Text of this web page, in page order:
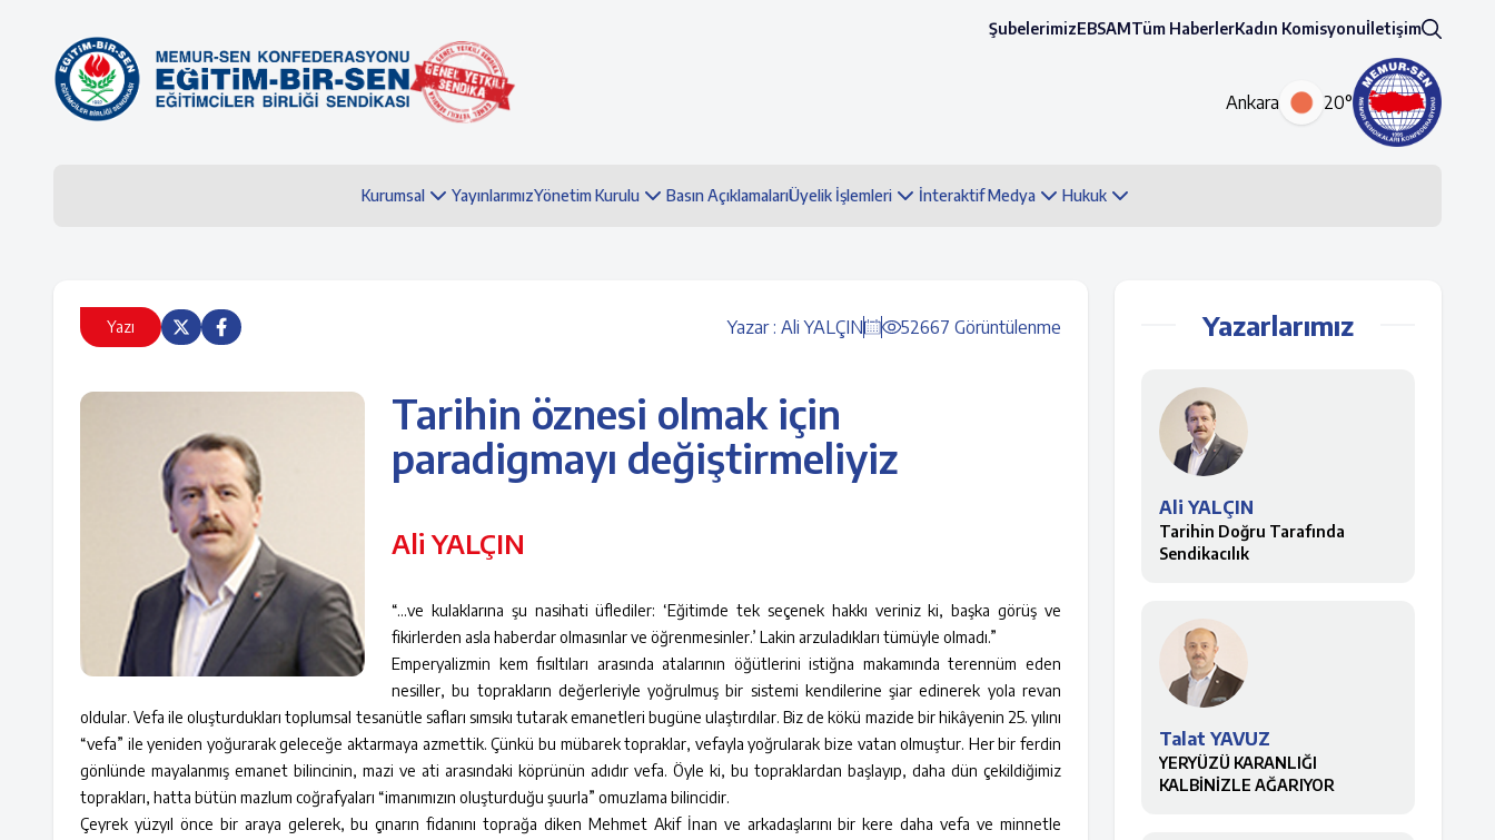
ŞubelerimizEBSAMTüm HaberlerKadın Komisyonuİletişim
Ankara 20°
Kurumsal YayınlarımızYönetim Kurulu Basın AçıklamalarıÜyelik İşlemleri İnteraktif Medya Hukuk
Yazı Yazar : Ali YALÇIN 52667 Görüntülenme
Tarihin öznesi olmak için
paradigmayı değiştirmeliyiz
Ali YALÇIN
“…ve kulaklarına şu nasihati üflediler: ‘Eğitimde tek seçenek hakkı veriniz ki, başka görüş ve
fikirlerden asla haberdar olmasınlar ve öğrenmesinler.’ Lakin arzuladıkları tümüyle olmadı.”
Emperyalizmin kem fısıltıları arasında atalarının öğütlerini istiğna makamında terennüm eden
nesiller, bu toprakların değerleriyle yoğrulmuş bir sistemi kendilerine şiar edinerek yola revan
oldular. Vefa ile oluşturdukları toplumsal tesanütle safları sımsıkı tutarak emanetleri bugüne ulaştırdılar. Biz de kökü mazide bir hikâyenin 25. yılını
“vefa” ile yeniden yoğurarak geleceğe aktarmaya azmettik. Çünkü bu mübarek topraklar, vefayla yoğrularak bize vatan olmuştur. Her bir ferdin
gönlünde mayalanmış emanet bilincinin, mazi ve ati arasındaki köprünün adıdır vefa. Öyle ki, bu topraklardan başlayıp, daha dün çekildiğimiz
toprakları, hatta bütün mazlum coğrafyaları “imanımızın oluşturduğu şuurla” omuzlama bilincidir.
Çeyrek yüzyıl önce bir araya gelerek, bu çınarın fidanını toprağa diken Mehmet Akif İnan ve arkadaşlarını bir kere daha vefa ve minnetle
Yazarlarımız
Ali YALÇIN
Tarihin Doğru Tarafında
Sendikacılık
Talat YAVUZ
YERYÜZÜ KARANLIĞI
KALBİNİZLE AĞARIYOR